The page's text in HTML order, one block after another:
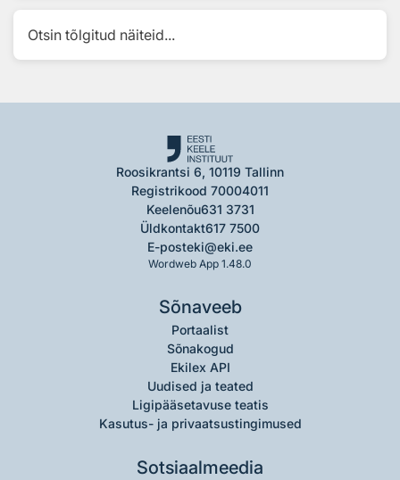
Otsin tõlgitud näiteid...
Roosikrantsi 6, 10119 Tallinn
Registrikood 70004011
Keelenõu631 3731
Üldkontakt617 7500
E-posteki@eki.ee
Wordweb App 1.48.0
Sõnaveeb
Portaalist
Sõnakogud
Ekilex API
Uudised ja teated
Ligipääsetavuse teatis
Kasutus- ja privaatsustingimused
Sotsiaalmeedia